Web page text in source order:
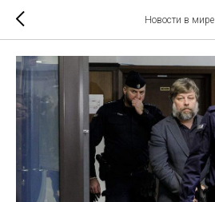
Новости в мире